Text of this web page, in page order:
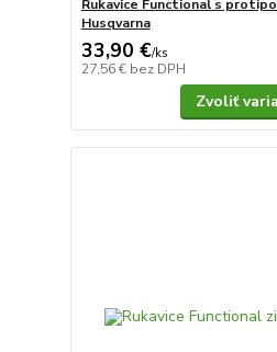
Rukavice Functional s
Husqvarna
33,90 €/ks
27,56 € bez DPH
Zvoliť